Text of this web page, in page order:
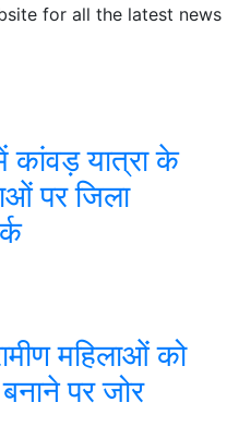
for all the latest news
कांवड़ यात्रा के
पर जिला
महिलाओं को
पर जोर